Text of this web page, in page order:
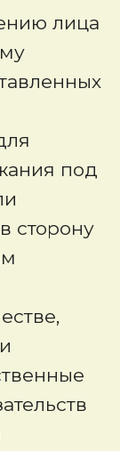
лица
под
сторону